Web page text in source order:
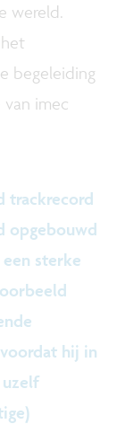
wereld.
begeleiding
imec
trackrecord
opgebouwd
sterke
hij in
uzelf